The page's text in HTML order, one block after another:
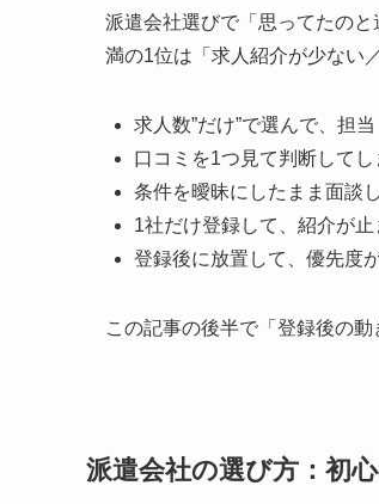
派遣会社選びで「思ってたのと
満の1位は「求人紹介が少ない
求人数”だけ”で選んで、担
口コミを1つ見て判断してし
条件を曖昧にしたまま面談
1社だけ登録して、紹介が
登録後に放置して、優先度
この記事の後半で「登録後の
派遣会社の選び方：初